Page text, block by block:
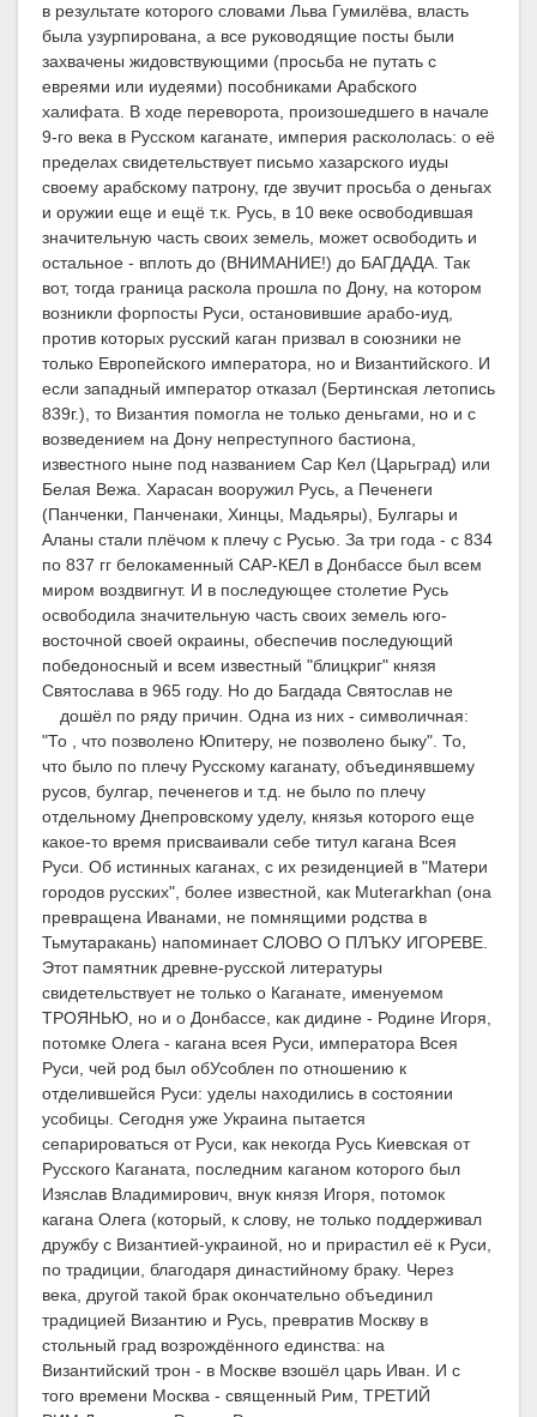
в результате которого словами Льва Гумилёва, власть
была узурпирована, а все руководящие посты были
захвачены жидовствующими (просьба не путать с
евреями или иудеями) пособниками Арабского
халифата. В ходе переворота, произошедшего в начале
9-го века в Русском каганате, империя раскололась: о её
пределах свидетельствует письмо хазарского иуды
своему арабскому патрону, где звучит просьба о деньгах
и оружии еще и ещё т.к. Русь, в 10 веке освободившая
значительную часть своих земель, может освободить и
остальное - вплоть до (ВНИМАНИЕ!) до БАГДАДА. Так
вот, тогда граница раскола прошла по Дону, на котором
возникли форпосты Руси, остановившие арабо-иуд,
против которых русский каган призвал в союзники не
только Европейского императора, но и Византийского. И
если западный император отказал (Бертинская летопись
839г.), то Византия помогла не только деньгами, но и с
возведением на Дону непреступного бастиона,
известного ныне под названием Сар Кел (Царьград) или
Белая Вежа. Харасан вооружил Русь, а Печенеги
(Панченки, Панченаки, Хинцы, Мадьяры), Булгары и
Аланы стали плёчом к плечу с Русью. За три года - с 834
по 837 гг белокаменный САР-КЕЛ в Донбассе был всем
миром воздвигнут. И в последующее столетие Русь
освободила значительную часть своих земель юго-
восточной своей окраины, обеспечив последующий
победоносный и всем известный "блицкриг" князя
Святослава в 965 году. Но до Багдада Святослав не
дошёл по ряду причин.Одна из них - символичная:
"То , что позволено Юпитеру, не позволено быку". То,
что было по плечу Русскому каганату, объединявшему
русов, булгар, печенегов и т.д. не было по плечу
отдельному Днепровскому уделу, князья которого еще
какое-то время присваивали себе титул кагана Всея
Руси. Об истинных каганах, с их резиденцией в "Матери
городов русских", более известной, как Muterarkhan (она
превращена Иванами, не помнящими родства в
Тьмутаракань) напоминает СЛОВО О ПЛЪКУ ИГОРЕВЕ.
Этот памятник древне-русской литературы
свидетельствует не только о Каганате, именуемом
ТРОЯНЬЮ, но и о Донбассе, как дидине - Родине Игоря,
потомке Олега - кагана всея Руси, императора Всея
Руси, чей род был обУсоблен по отношению к
отделившейся Руси: уделы находились в состоянии
усобицы. Сегодня уже Украина пытается
сепарироваться от Руси, как некогда Русь Киевская от
Русского Каганата, последним каганом которого был
Изяслав Владимирович, внук князя Игоря, потомок
кагана Олега (который, к слову, не только поддерживал
дружбу с Византией-украиной, но и прирастил её к Руси,
по традиции, благодаря династийному браку. Через
века, другой такой брак окончательно объединил
традицией Византию и Русь, превратив Москву в
стольный град возрождённого единства: на
Византийский трон - в Москве взошёл царь Иван. И с
того времени Москва - священный Рим, ТРЕТИЙ